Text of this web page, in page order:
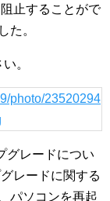
止することがで
た。
。
グレードについ
レードに関する
パソコンを再起